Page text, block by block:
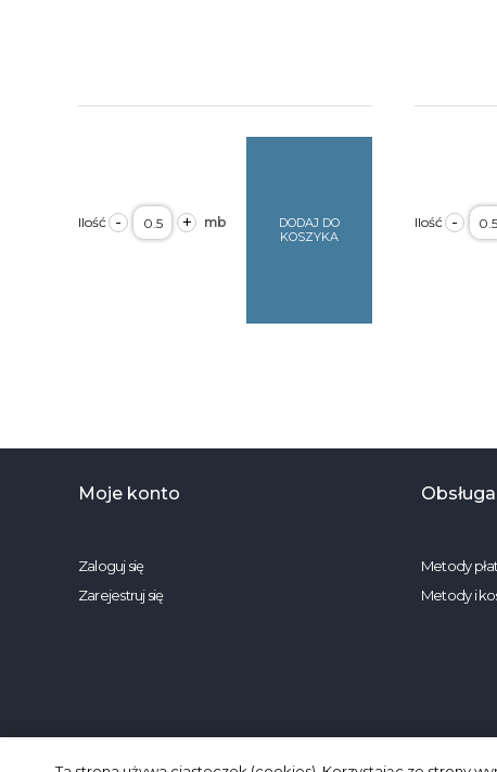
- ilość
Bawełna
+
DODAJ DO
KOSZYKA
-
Moje konto
Zaloguj się
Zarejestruj się
Metody
Metody i